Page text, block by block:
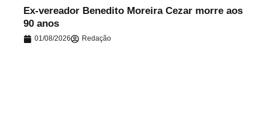
Ex-vereador Benedito Moreira Cezar morre aos
90 anos
01/08/2026 Redação